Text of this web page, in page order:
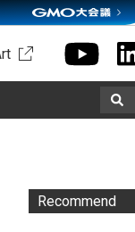
Recommend